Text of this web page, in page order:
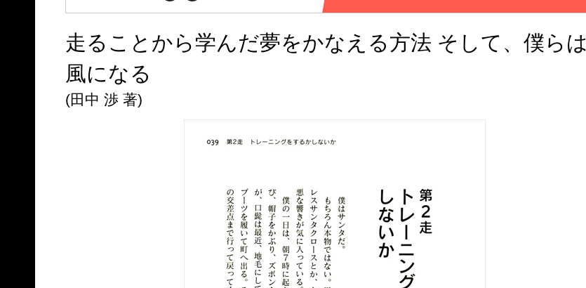
走ることから学んだ夢をかなえる方法 そして、僕らは
風になる
(田中 渉 著)